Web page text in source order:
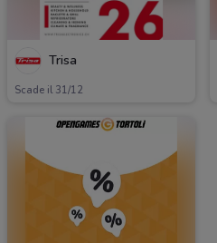
Trisa
Scade il 31/12